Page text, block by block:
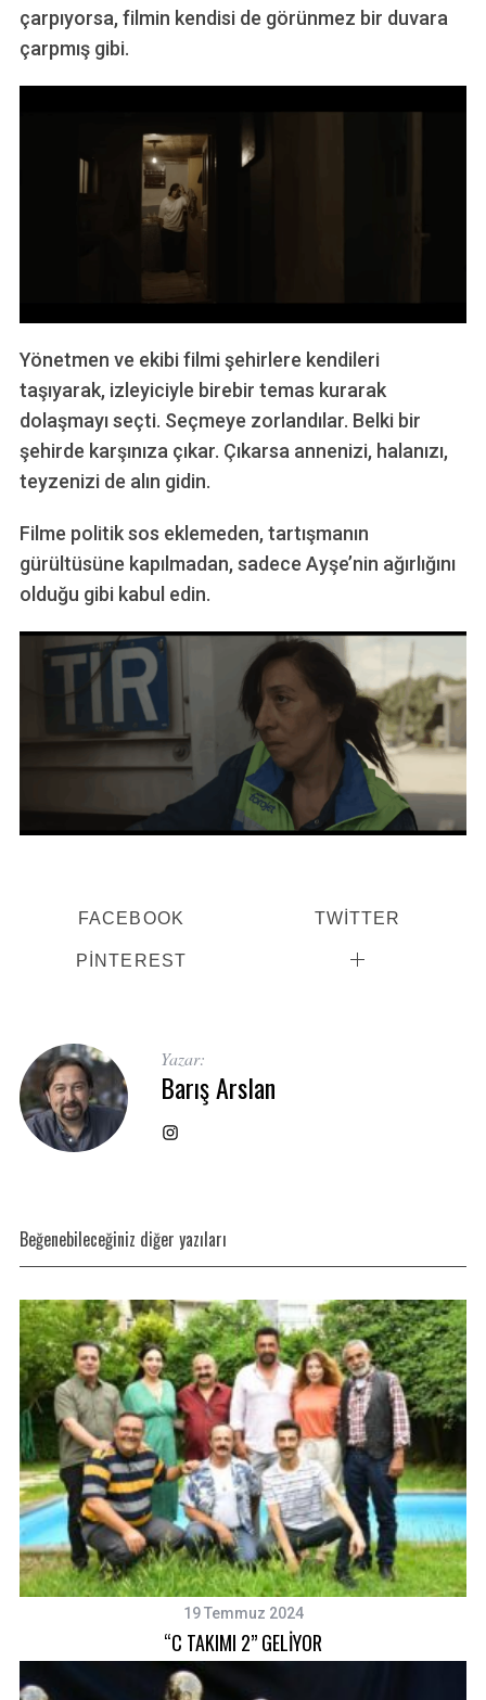
çarpıyorsa, filmin kendisi de görünmez bir duvara
çarpmış gibi.
Yönetmen ve ekibi filmi şehirlere kendileri
taşıyarak, izleyiciyle birebir temas kurarak
dolaşmayı seçti. Seçmeye zorlandılar. Belki bir
şehirde karşınıza çıkar. Çıkarsa annenizi, halanızı,
teyzenizi de alın gidin.
Filme politik sos eklemeden, tartışmanın
gürültüsüne kapılmadan, sadece Ayşe’nin ağırlığını
olduğu gibi kabul edin.
FACEBOOK TWITTER
PINTEREST
Yazar:
Barış Arslan
Beğenebileceğiniz diğer yazıları
19 Temmuz 2024
“C TAKIMI 2” GELİYOR
S
e
a
r
c
r
: